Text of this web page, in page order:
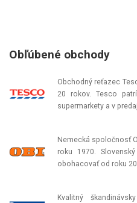
Obľúbené obchody
Obchodný reťazec
20 rokov. Tesco
supermarkety a v
Nemecká spoločnosť
roku 1970.
obohacovať od roku
Kvalitný